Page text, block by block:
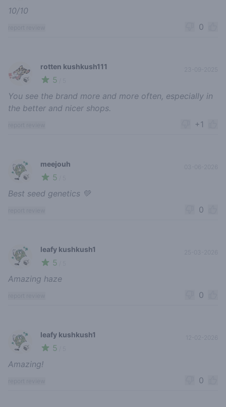
10/10
0
🍃
rotten kushkush111
5
23-09-2025
You see the brand more and more often, especially in
the better and nicer shops.
+1
🍃
meejouh
5
03-06-2026
Best seed genetics 💚
0
🍃
leafy kushkush1
5
25-03-2026
Amazing haze
0
🍃
leafy kushkush1
5
Amazing!
0